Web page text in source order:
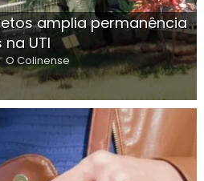
amplia permanência
UTI
Author
O Colinense